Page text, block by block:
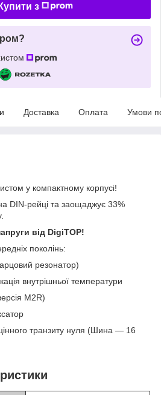
Купити з
Доставка Оплата Умови
у компактному корпусі!
DIN-рейці та заощаджує 33%
від DigiTOP!
поколінь:
резонатор)
внутрішньої температури
M2R)
транзиту нуля (Шина — 16